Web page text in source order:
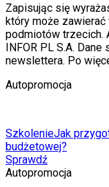
Zapisując się
który może zawierać
podmiotów trzecich.
INFOR PL S.A.
newslettera. Po
Autopromocja
SzkolenieJak
budżetowej?
Sprawdź
Autopromocja